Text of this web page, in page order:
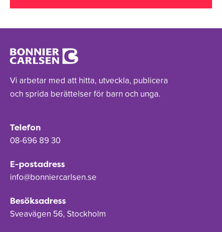
Vi arbetar med att hitta, utveckla, publicera
och sprida berättelser för barn och unga.
Telefon
08-696 89 30
E-postadress
info@bonniercarlsen.se
Besöksadress
Sveavägen 56, Stockholm